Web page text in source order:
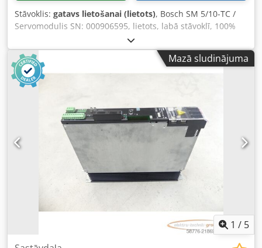
Stāvoklis: gatavs lietošanai (lietots), Bosch SM 5/10-TC /
Servomodulis SN: 000906595, lietots, labā stāvoklī, 100%
darbspējīgs, piegāde atbilstoši fotogrāfijām Codpfx Agey
Np H Soxorf
Mazā sludinājuma
1 / 5